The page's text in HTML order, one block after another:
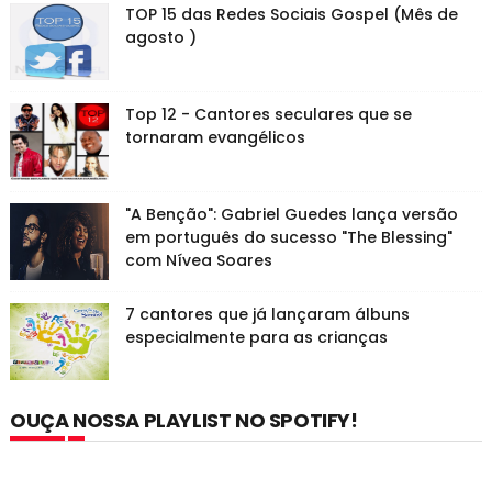
TOP 15 das Redes Sociais Gospel (Mês de
agosto )
Top 12 - Cantores seculares que se
tornaram evangélicos
"A Benção": Gabriel Guedes lança versão
em português do sucesso "The Blessing"
com Nívea Soares
7 cantores que já lançaram álbuns
especialmente para as crianças
OUÇA NOSSA PLAYLIST NO SPOTIFY!